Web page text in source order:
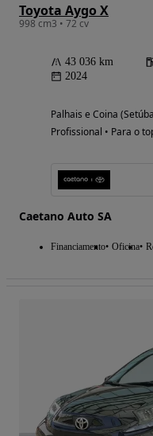
Toyota Aygo X
998 cm3 • 72 cv
43 036 km
2024
Palhais e Coina
Profissional • Para o
Caetano Auto SA
Financiamento Oficina